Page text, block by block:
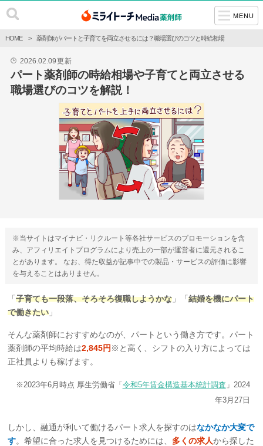
MENU
HOME 薬剤師がパートと子育てを両立させるには？職場選びのコツと時給相場
🕒 2026.02.09更新
パート薬剤師の時給相場や子育てと両立させる
職場選びのコツを解説！
※当サイトはマイナビ・リクルート等各社サービスのプロモーションを含
み、アフィリエイトプログラムにより売上の一部が運営者に還元されるこ
とがあります。 なお、得た収益が記事中での製品・サービスの評価に影響
を与えることはありません。
「子育ても一段落、そろそろ復職しようかな 」「結婚を機にパート
で働きたい 」
そんな薬剤師におすすめなのが、パートという働き方です。パート
薬剤師の平均時給は2,845円 ※と高く、シフトの入り方によっては
正社員よりも稼げます。
※2023年6月時点 厚生労働省「 令和5年賃金構造基本統計調査 」2024
年3月27日
しかし、融通が利いて働けるパート求人を探すのはなかなか大変で
す。希望に合った求人を見つけるためには、 多くの求人から探した